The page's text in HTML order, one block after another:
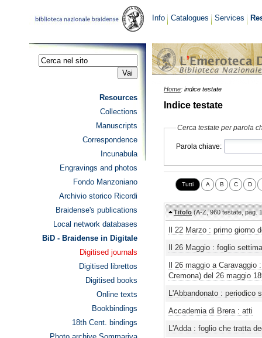
Resources
Collections
Manuscripts
Correspondence
Incunabula
Engravings and photos
Fondo Manzoniano
Archivio storico Ricordi
Braidense's publications
Local network databases
BiD - Braidense in Digitale
Digitised journals
Digitised librettos
Digitised books
Online texts
Bookbindings
18th Cent. bindings
Info Catalogues Services